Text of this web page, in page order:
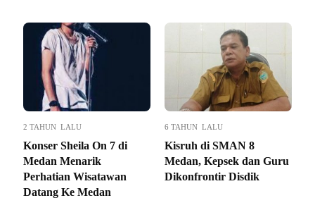
2 TAHUN LALU
Konser Sheila On 7 di
Medan Menarik
Perhatian Wisatawan
Datang Ke Medan
6 TAHUN LALU
Kisruh di SMAN 8
Medan, Kepsek dan Guru
Dikonfrontir Disdik